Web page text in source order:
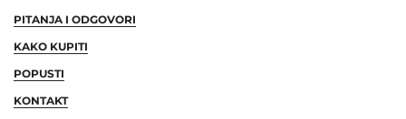
PITANJA I ODGOVORI
KAKO KUPITI
POPUSTI
KONTAKT